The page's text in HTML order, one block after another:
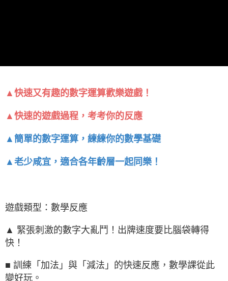
▲快速又有趣的數字運算歡樂遊戲！
▲快速的遊戲過程，考考你的反應
▲簡單的數字運算，練練你的數學基礎
▲老少咸宜，適合各年齡層一起同樂！
遊戲類型：數學反應
▲ 緊張刺激的數字大亂鬥！出牌速度要比腦袋轉得
快！
■ 訓練「加法」與「減法」的快速反應，數學課從此
變好玩。